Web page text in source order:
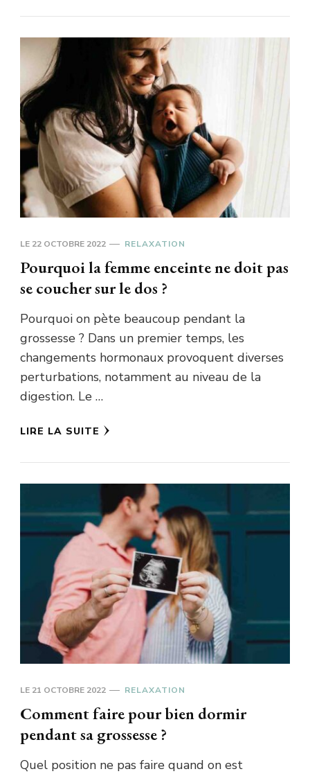
LE 22 OCTOBRE 2022 RELAXATION
Pourquoi la femme enceinte ne doit pas
se coucher sur le dos ?
Pourquoi on pète beaucoup pendant la
grossesse ? Dans un premier temps, les
changements hormonaux provoquent diverses
perturbations, notamment au niveau de la
digestion. Le …
LIRE LA SUITE
LE 21 OCTOBRE 2022 RELAXATION
Comment faire pour bien dormir
pendant sa grossesse ?
Quel position ne pas faire quand on est